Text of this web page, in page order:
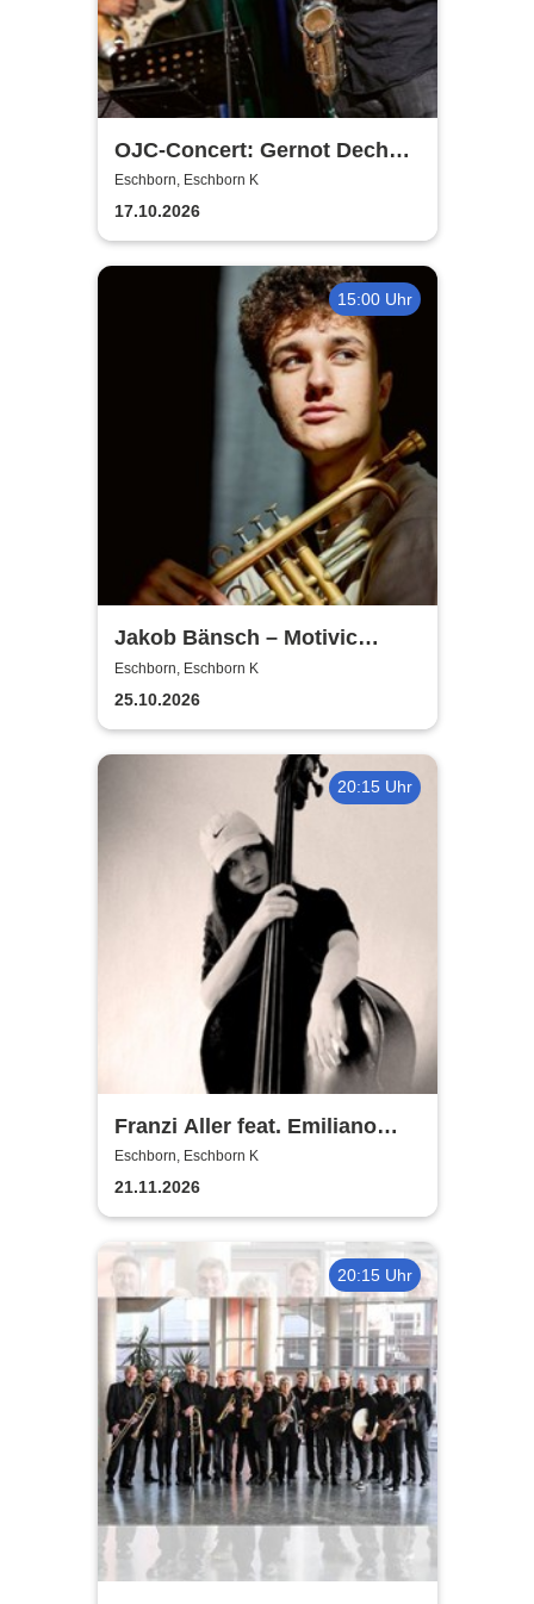
OJC-Concert: Gernot Dechert
SUPER GROOVE
Eschborn, Eschborn K
17.10.2026
15:00 Uhr
Jakob Bänsch – Motivic
Development
Eschborn, Eschborn K
25.10.2026
20:15 Uhr
Franzi Aller feat. Emiliano
Sampaio
Eschborn, Eschborn K
21.11.2026
20:15 Uhr